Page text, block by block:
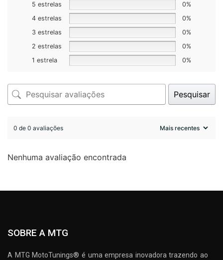
5 estrelas
0%
4 estrelas
0%
3 estrelas
0%
2 estrelas
0%
1 estrela
0%
Pesquisar
0 de 0 avaliações
Nenhuma avaliação encontrada
SOBRE A MTG
A MTG MotoTunings® é uma empresa inovadora trazendo ao